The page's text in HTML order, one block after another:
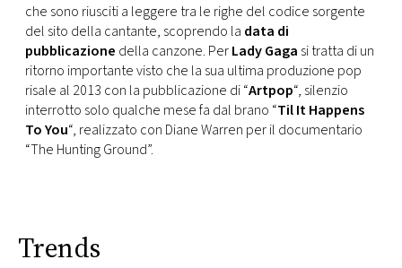
che sono riusciti a leggere tra le righe del codice sorgente
del sito della cantante, scoprendo la data di
pubblicazione della canzone. PerLady Gaga si tratta di un
ritorno importante visto che la sua ultima produzione pop
risale al 2013 con la pubblicazione di “Artpop“, silenzio
interrotto solo qualche mese fa dal brano “Til It Happens
To You“, realizzato con Diane Warren per il documentario
“The Hunting Ground”.
Trends